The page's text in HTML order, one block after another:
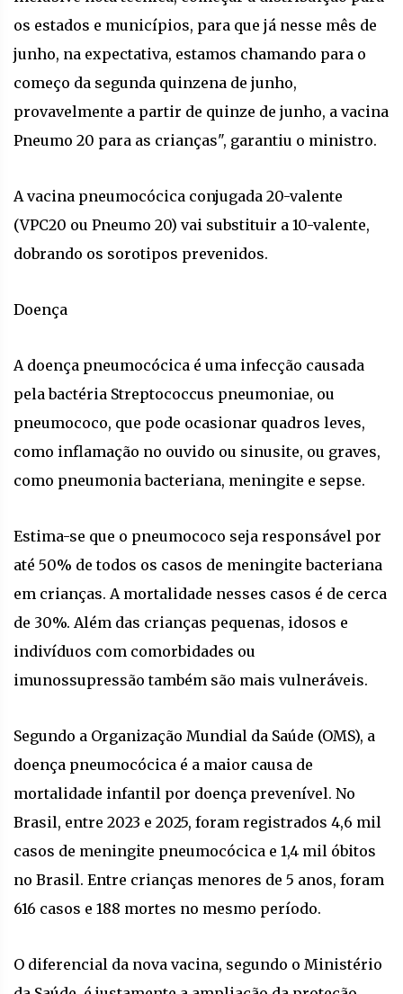
os estados e municípios, para que já nesse mês de
junho, na expectativa, estamos chamando para o
começo da segunda quinzena de junho,
provavelmente a partir de quinze de junho, a vacina
Pneumo 20 para as crianças", garantiu o ministro.
A vacina pneumocócica conjugada 20-valente
(VPC20 ou Pneumo 20) vai substituir a 10-valente,
dobrando os sorotipos prevenidos.
Doença
A doença pneumocócica é uma infecção causada
pela bactéria Streptococcus pneumoniae, ou
pneumococo, que pode ocasionar quadros leves,
como inflamação no ouvido ou sinusite, ou graves,
como pneumonia bacteriana, meningite e sepse.
Estima-se que o pneumococo seja responsável por
até 50% de todos os casos de meningite bacteriana
em crianças. A mortalidade nesses casos é de cerca
de 30%. Além das crianças pequenas, idosos e
indivíduos com comorbidades ou
imunossupressão também são mais vulneráveis.
Segundo a Organização Mundial da Saúde (OMS), a
doença pneumocócica é a maior causa de
mortalidade infantil por doença prevenível. No
Brasil, entre 2023 e 2025, foram registrados 4,6 mil
casos de meningite pneumocócica e 1,4 mil óbitos
no Brasil. Entre crianças menores de 5 anos, foram
616 casos e 188 mortes no mesmo período.
O diferencial da nova vacina, segundo o Ministério